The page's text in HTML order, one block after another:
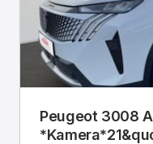
Peugeot 3008